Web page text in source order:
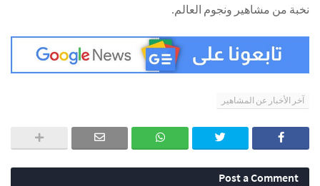
نخبة من مشاهير ونجوم العالم.
آخر الأخبار عن المشاهير
Post a Comment